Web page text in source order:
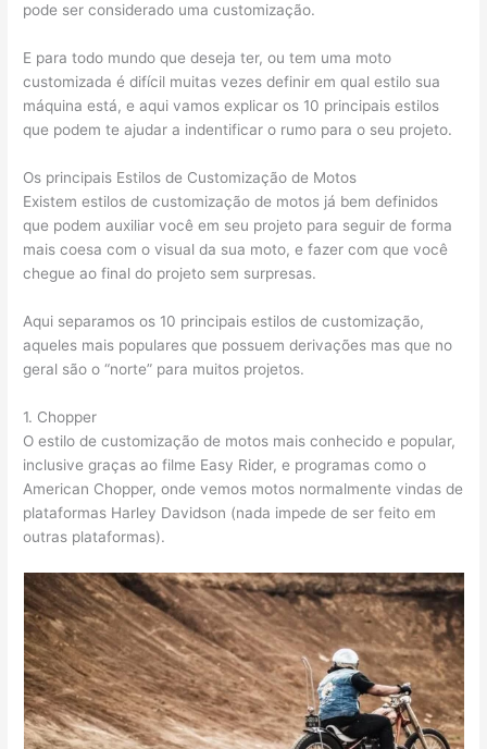
pode ser considerado uma customização.
E para todo mundo que deseja ter, ou tem uma moto
customizada é difícil muitas vezes definir em qual estilo sua
máquina está, e aqui vamos explicar os 10 principais estilos
que podem te ajudar a indentificar o rumo para o seu projeto.
Os principais Estilos de Customização de Motos
Existem estilos de customização de motos já bem definidos
que podem auxiliar você em seu projeto para seguir de forma
mais coesa com o visual da sua moto, e fazer com que você
chegue ao final do projeto sem surpresas.
Aqui separamos os 10 principais estilos de customização,
aqueles mais populares que possuem derivações mas que no
geral são o “norte” para muitos projetos.
1. Chopper
O estilo de customização de motos mais conhecido e popular,
inclusive graças ao filme Easy Rider, e programas como o
American Chopper, onde vemos motos normalmente vindas de
plataformas Harley Davidson (nada impede de ser feito em
outras plataformas).